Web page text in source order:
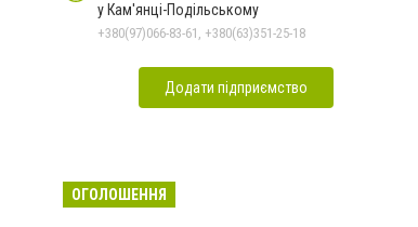
у Кам'янці-Подільському
+380(97)066-83-61, +380(63)351-25-18
Додати підприємство
ОГОЛОШЕННЯ